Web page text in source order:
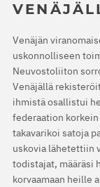
Venäjän
uskonnolliseen
Neuvostoliiton
Venäjällä
ihmistä osallistui
federaation
takavarikoi satoja
uskovia lähetettiin
todistajat, määräsi
korvaamaan heille